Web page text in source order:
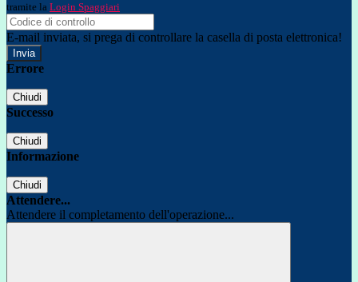
tramite la Login Spaggiari
E-mail inviata, si prega di controllare la casella di posta elettronica!
Errore
Chiudi
Successo
Chiudi
Informazione
Chiudi
Attendere...
Attendere il completamento dell'operazione...